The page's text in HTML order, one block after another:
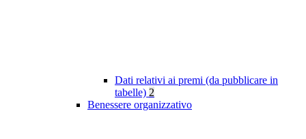
Dati relativi ai premi (da pubblicare in
tabelle) 2
Benessere organizzativo